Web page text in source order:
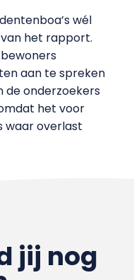
wél
het rapport.
aan te spreken
de onderzoekers
het voor
waar overlast
jij nog